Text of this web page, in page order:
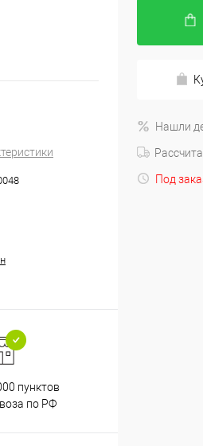
пунктов
по РФ
Нашли
Под